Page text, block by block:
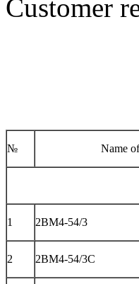
Customer
№ Name
1 2ВМ4-54/3
2 2ВМ4-54/3C